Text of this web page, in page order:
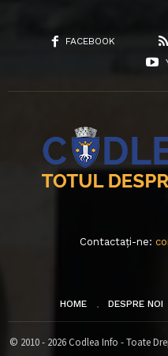
FACEBOOK
Contactați-ne:
HOME DESPRE NOI
© 2010 - 2026 Codlea Info - Toate